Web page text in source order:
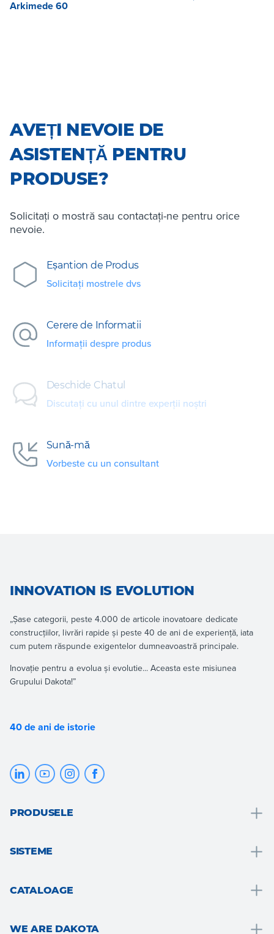
Arkimede 60
AVEȚI NEVOIE DE
ASISTENȚĂ PENTRU
PRODUSE?
Solicitați o mostră sau contactați-ne pentru orice
nevoie.
Eșantion de Produs
Solicitați mostrele dvs
Cerere de Informatii
Informații despre produs
Deschide Chatul
Discutați cu unul dintre experții noștri
Sună-mă
Vorbeste cu un consultant
INNOVATION IS EVOLUTION
„Șase categorii, peste 4.000 de articole inovatoare dedicate
construcțiilor, livrări rapide și peste 40 de ani de experiență, iata
cum putem răspunde exigentelor dumneavoastră principale.
Inovație pentru a evolua și evolutie... Aceasta este misiunea
Grupului Dakota!”
40 de ani de istorie
PRODUSELE
Gradina, teresa si zone exterioare
SISTEME
CATALOAGE
WE ARE DAKOTA